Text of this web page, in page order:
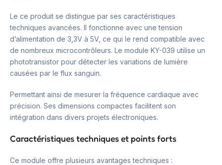
Le ce produit se distingue par ses caractéristiques
techniques avancées. Il fonctionne avec une tension
d’alimentation de 3,3V à 5V, ce qui le rend compatible avec
de nombreux microcontrôleurs. Le module KY-039 utilise un
phototransistor pour détecter les variations de lumière
causées par le flux sanguin.
Permettant ainsi de mesurer la fréquence cardiaque avec
précision. Ses dimensions compactes facilitent son
intégration dans divers projets électroniques.
Caractéristiques techniques et points forts
Ce module offre plusieurs avantages techniques :